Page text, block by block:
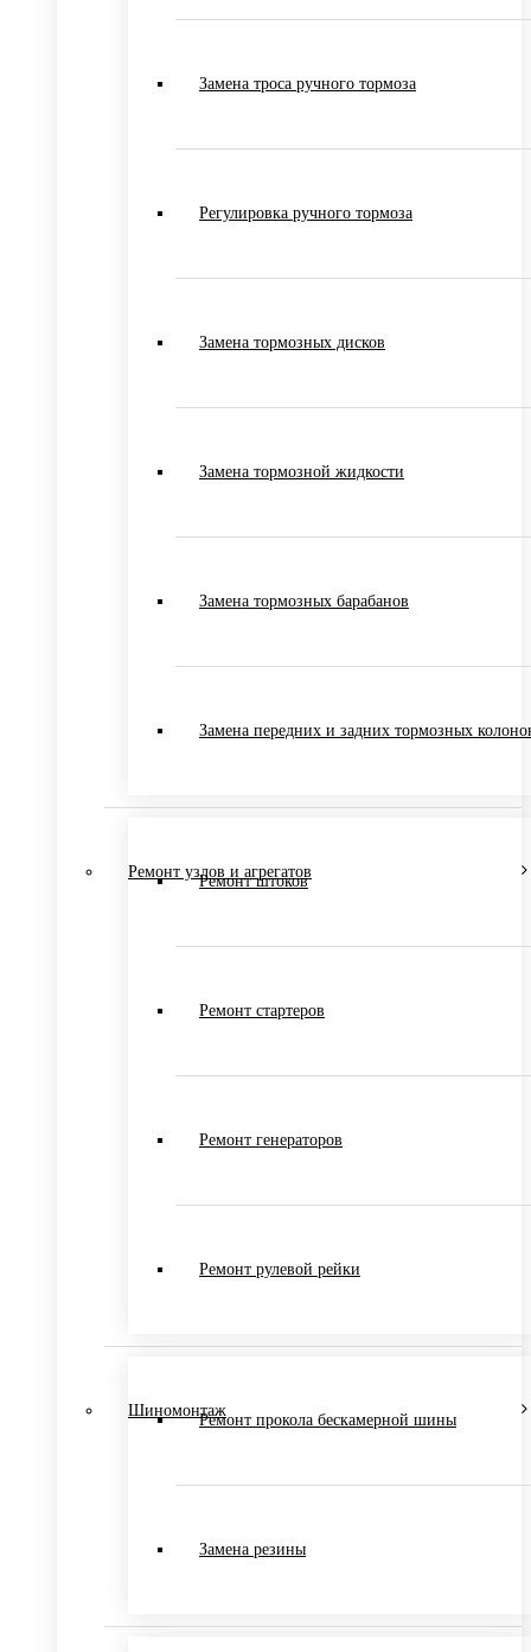
Замена троса ручного тормоза
Регулировка ручного тормоза
Замена тормозных дисков
Замена тормозной жидкости
Замена тормозных барабанов
Замена передних и задних тормозных
Ремонт узлов и агрегатов
Ремонт штоков
Ремонт стартеров
Ремонт генераторов
Ремонт рулевой рейки
Шиномонтаж
Ремонт прокола бескамерной шины
Замена резины